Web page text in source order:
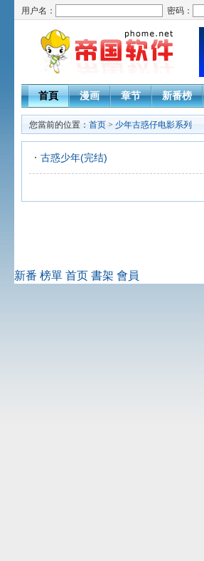
用户名： 密码：
首頁 漫画 章节 新番榜
您當前的位置： 首页 > 少年古惑仔电影系列
古惑少年(完结)
新番 榜單 首页 書架 會員